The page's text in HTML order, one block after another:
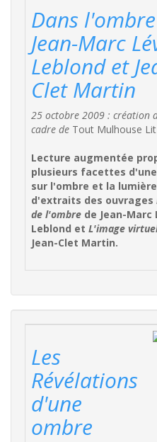
Dans
Jean-Marc
Leblond et
Clet Martin
25 octobre 2009 : création
cadre de Tout Mulhouse
Lecture augmentée
plusieurs facettes
sur l'ombre et la
d'extraits des ouvrages
de l'ombre de Jean-Marc
Leblond et L'image
Jean-Clet Martin.
Les
Révélations
d'une
ombre